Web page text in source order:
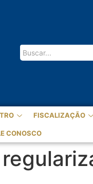
FISCALIZAÇÃO
CONOSCO